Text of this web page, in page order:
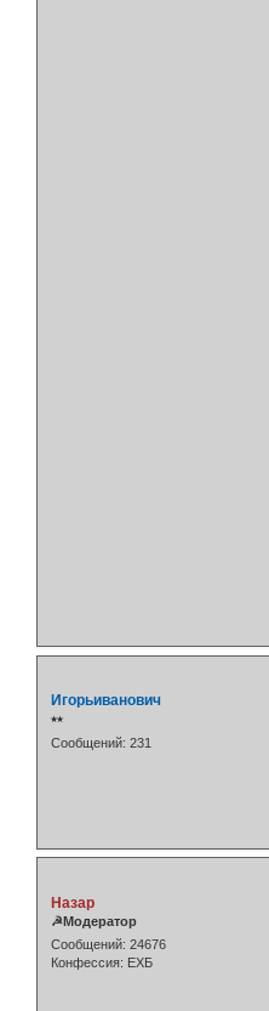
Игорьиванович
⭒⭒
Сообщений: 231
Назар
☭Модератор
Сообщений: 24676
Конфессия: ЕХБ